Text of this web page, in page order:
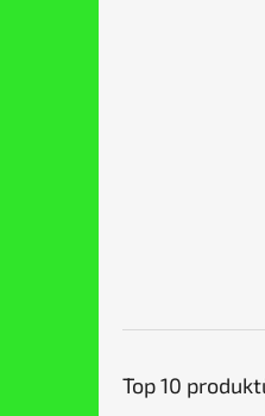
Top 10